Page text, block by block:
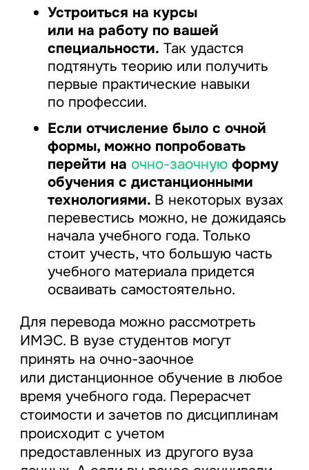
Устроиться на курсы
или на работу по вашей
специальности. Так удастся
подтянуть теорию или получить
первые практические навыки
по профессии.
Если отчисление было с очной
формы, можно попробовать
перейти на очно-заочнуюформу
обучения с дистанционными
технологиями. В некоторых вузах
перевестись можно, не дожидаясь
начала учебного года. Только
стоит учесть, что большую часть
учебного материала придется
осваивать самостоятельно.
Для перевода можно рассмотреть
ИМЭС. В вузе студентов могут
принять на очно-заочное
или дистанционное обучение в любое
время учебного года. Перерасчет
стоимости и зачетов по дисциплинам
происходит с учетом
предоставленных из другого вуза